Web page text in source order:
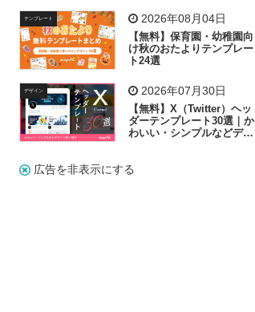
テンプレート 2026年08月04日
【無料】保育園・幼稚園向
け秋のおたよりテンプレー
ト24選
デザイン 2026年07月30日
【無料】X（Twitter）ヘッ
ダーテンプレート30選｜か
わいい・シンプルなどデザ
広告を非表示にする